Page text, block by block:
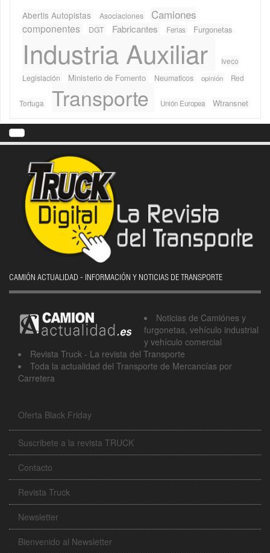
Abertis Autopistas Asociaciones Camiones
componentes DGT Fabricantes Ferias Furgonetas
Industria Auxiliar
Iveco
Legislación
Ministerio de Fomento Neumaticos opinión Red
Tortuga Transporte Unión Europea Wtransnet
CAMIÓN ACTUALIDAD - INFORMACIÓN Y NOTICIAS DE TRANSPORTE
Noticias de Camiónes y
furgonetas, vehículo industrial
y vehículo comercial
Revista Truck - La revista del Transporte
Toda la actualidad del Transporte de Mercancías por
Carretera
Oferta Black Friday
Suscribete a la revista TRUCK
Contacto
Revista Truck
Newsletter
Bienvenido al Newsletter